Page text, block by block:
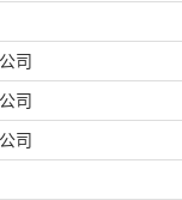
司
司
司